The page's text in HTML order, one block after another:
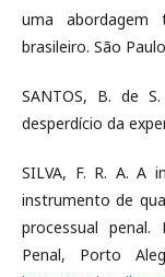
uma
brasileiro. São
SANTOS, B. de
desperdício da
SILVA, F. R. A. A
instrumento de
processual penal.
Penal, Porto